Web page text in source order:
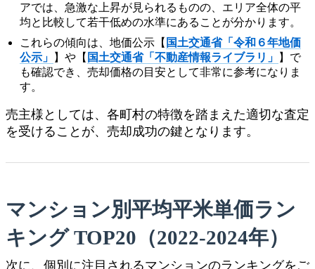
アでは、急激な上昇が見られるものの、エリア全体の平
均と比較して若干低めの水準にあることが分かります。
これらの傾向は、地価公示【 国土交通省「令和６年地価
公示」
】や【 国土交通省「不動産情報ライブラリ」
】で
も確認でき、売却価格の目安として非常に参考になりま
す。
売主様としては、各町村の特徴を踏まえた適切な査定
を受けることが、売却成功の鍵となります。
マンション別平均平米単価ラン
キング TOP20（2022-2024年）
次に、個別に注目されるマンションのランキングをご